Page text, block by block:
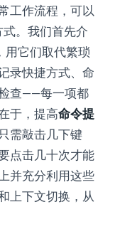
工作流程，可以
。我们首先介
用它们取代繁琐
录快捷方式、命
查——每一项都
于，提高命令提
需敲击几下键
点击几十次才能
并充分利用这些
上下文切换，从